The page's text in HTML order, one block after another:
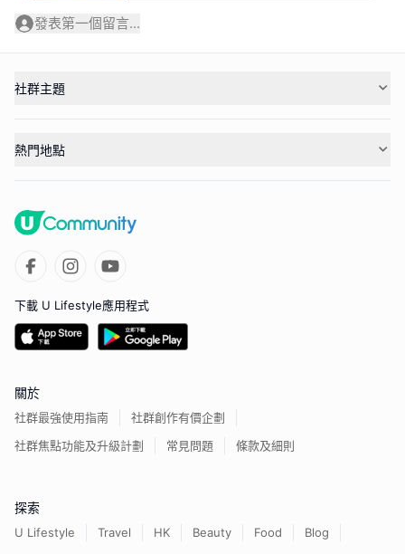
發表第一個留言...
社群主題
熱門地點
下載 U Lifestyle應用程式
關於
社群最強使用指南
社群創作有價企劃
社群焦點功能及升級計劃
常見問題 條款及細則
探索
U Lifestyle Travel HK Beauty Food
Blog